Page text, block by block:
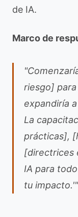
de IA.
Marco de
riesgo]
expandiría
La
prácticas],
[directrices
IA para
tu impacto.'"